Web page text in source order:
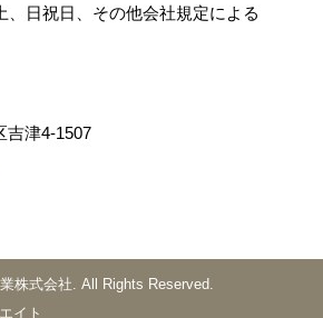
、日祝日、その他会社規定による
吉津4-1507
株式会社. All Rights Reserved.
イト